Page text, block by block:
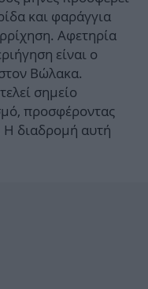
και φαράγγια
Αφετηρία
είναι ο
Βώλακα.
σημείο
προσφέροντας
διαδρομή αυτή